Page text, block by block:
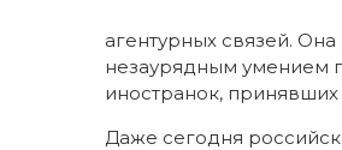
агентурных связей.
незаурядным умением
иностранок,
Даже сегодня